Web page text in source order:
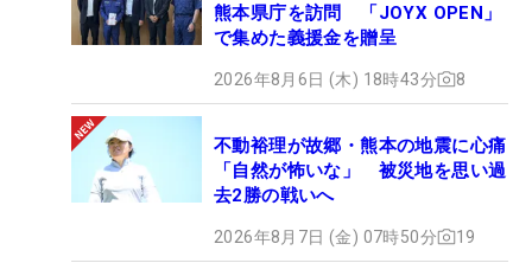
熊本県庁を訪問 「JOYX OPEN」
で集めた義援金を贈呈
2026年8月6日 (木) 18時43分 8
不動裕理が故郷・熊本の地震に心痛
「自然が怖いな」 被災地を思い過
去2勝の戦いへ
2026年8月7日 (金) 07時50分 19